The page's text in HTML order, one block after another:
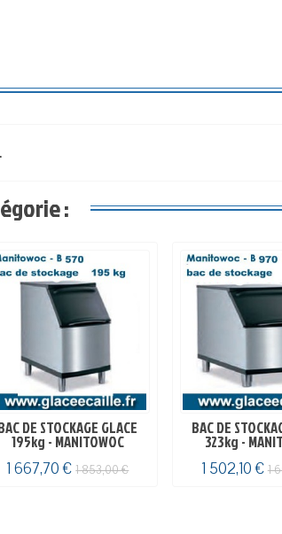
:
DE STOCKAGE GLACE
195kg - MANITOWOC
1 667,70 €1 853,00 €
BAC DE
323kg -
1 502,10 € 1